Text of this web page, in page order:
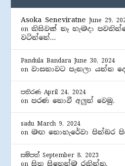
Asoka Seneviratne June 29,
on කිසිවක් නෑ හැමදා
වටින්නේ…
Pandula Bandara June 30, 2024
on වාසනාවට පැනලා යන්න
පතිරණ April 24, 2024
on පරණ නොවී අලුත් වෙමු.
sadu March 9, 2024
on මඟ නොහැරේවා පින්බර
සම්පත් September 8, 2023
onසිත සිතෙන්ම රකින්න.